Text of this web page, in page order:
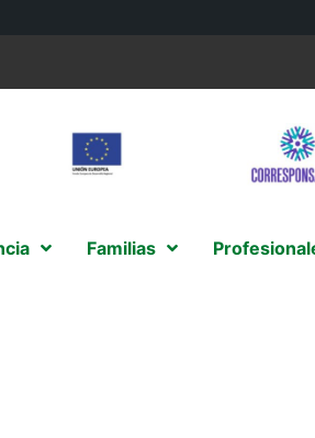
Familias